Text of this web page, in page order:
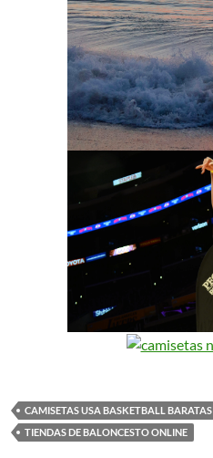
CAMISETAS USA BASKETBALL BARATAS
TIENDAS DE BALONCESTO ONLINE